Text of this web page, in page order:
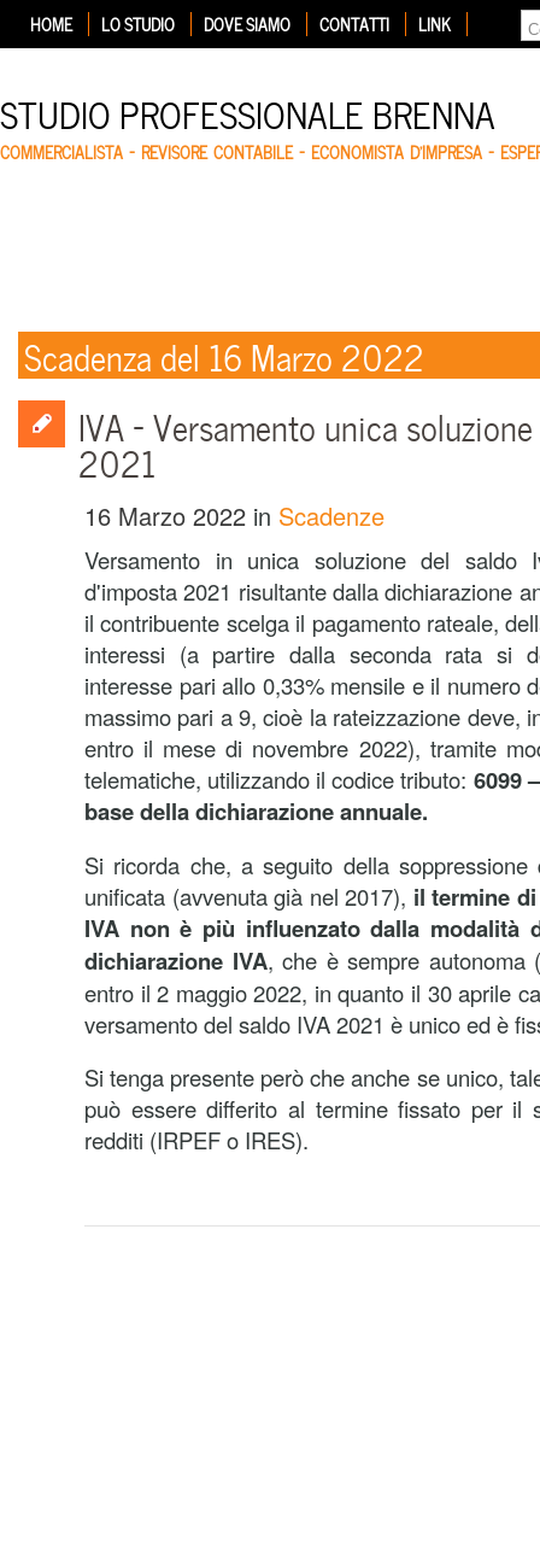
HOME LO STUDIO DOVE SIAMO CONTATTI LINK
STUDIO PROFESSIONALE BRENNA
COMMERCIALISTA – REVISORE CONTABILE – ECONOMISTA D'IMPRESA –
Scadenza del 16 Marzo 2022
IVA – Versamento unica
2021
16 Marzo 2022 in Scadenze
Versamento in unica soluzione del saldo
d'imposta 2021 risultante dalla dichiarazione
il contribuente scelga il pagamento rateale,
interessi (a partire dalla seconda rata si
interesse pari allo 0,33% mensile e il numero
massimo pari a 9, cioè la rateizzazione deve,
entro il mese di novembre 2022), tramite
telematiche, utilizzando il codice tributo: 6099
base della dichiarazione annuale.
Si ricorda che, a seguito della soppressione
unificata (avvenuta già nel 2017), il termine
IVA non è più influenzato dalla modalità
dichiarazione IVA, che è sempre autonoma
entro il 2 maggio 2022, in quanto il 30 aprile
versamento del saldo IVA 2021 è unico ed è
Si tenga presente però che anche se unico,
può essere differito al termine fissato per il
redditi (IRPEF o IRES).